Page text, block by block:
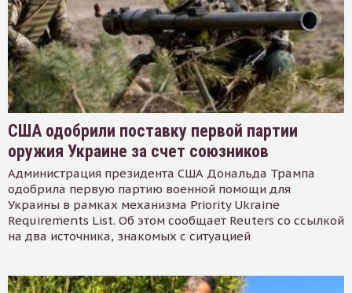
США одобрили поставку первой партии
оружия Украине за счет союзников
Администрация президента США Дональда Трампа
одобрила первую партию военной помощи для
Украины в рамках механизма Priority Ukraine
Requirements List. Об этом сообщает Reuters со ссылкой
на два источника, знакомых с ситуацией